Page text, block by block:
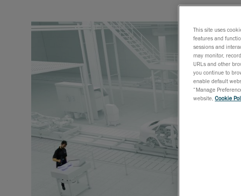
This site uses
features and
sessions and
may monitor,
URLs and other
you continue to
enable default
“Manage
website, Cookie